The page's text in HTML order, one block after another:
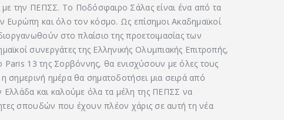
την ΠΕΠΣΣ. Το Ποδόσφαιρο Σάλας είναι ένα από τα
και όλο τον κόσμο. Ως επίσημοι Ακαδημαϊκοί
στο πλαίσιο της προετοιμασίας των
συνεργάτες της Ελληνικής Ολυμπιακής Επιτροπής,
Paris 13 της Σορβόννης, θα ενισχύσουν με όλες τους
σημερινή ημέρα θα σηματοδοτήσει μια σειρά από
και καλούμε όλα τα μέλη της ΠΕΠΣΣ να
σπουδών που έχουν πλέον χάρις σε αυτή τη νέα